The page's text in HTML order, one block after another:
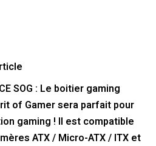
SOG : Le boitier gaming
of Gamer sera parfait pour
gaming ! Il est compatible
ATX / Micro-ATX / ITX et